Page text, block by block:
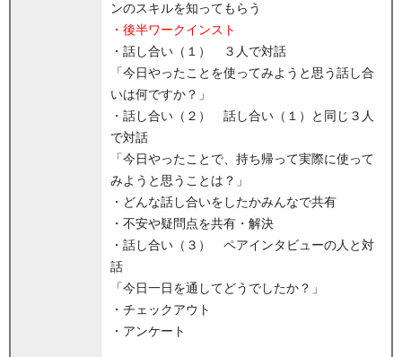
ンのスキルを知ってもらう
・後半ワークインスト
・話し合い（１） ３人で対話
「今日やったことを使ってみようと思う話し合
いは何ですか？」
・話し合い（２） 話し合い（１）と同じ３人
で対話
「今日やったことで、持ち帰って実際に使って
みようと思うことは？」
・どんな話し合いをしたかみんなで共有
・不安や疑問点を共有・解決
・話し合い（３） ペアインタビューの人と対
話
「今日一日を通してどうでしたか？」
・チェックアウト
・アンケート